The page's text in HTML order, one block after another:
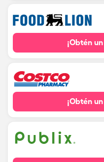
¡Obtén
¡Obtén